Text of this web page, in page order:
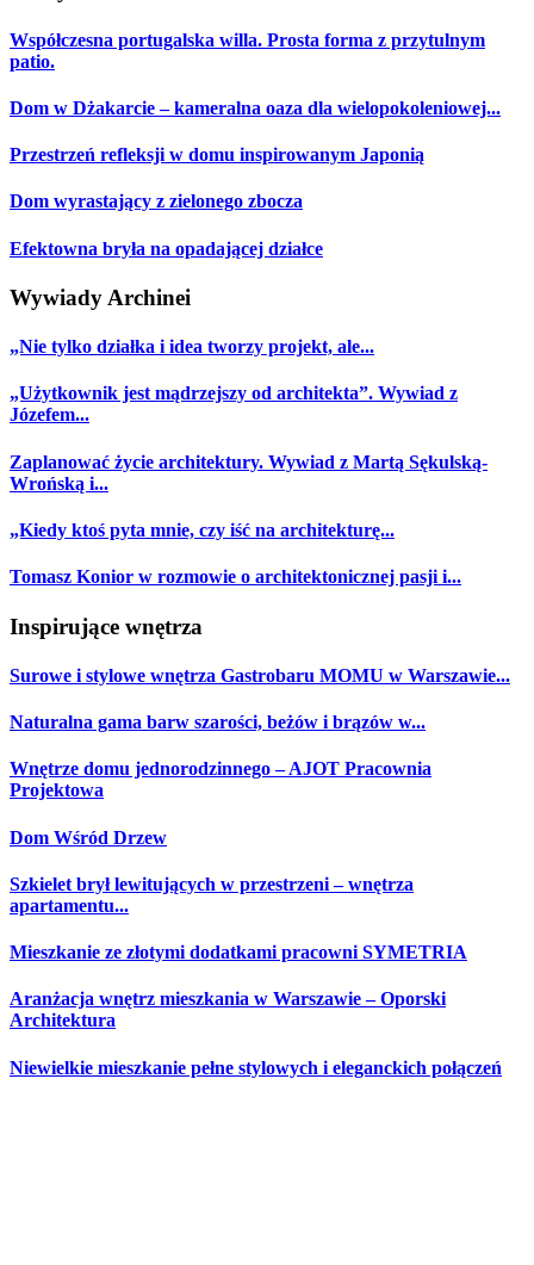
Współczesna portugalska willa. Prosta forma z przytulnym
patio.
Dom w Dżakarcie – kameralna oaza dla wielopokoleniowej...
Przestrzeń refleksji w domu inspirowanym Japonią
Dom wyrastający z zielonego zbocza
Efektowna bryła na opadającej działce
Wywiady Archinei
„Nie tylko działka i idea tworzy projekt, ale...
„Użytkownik jest mądrzejszy od architekta”. Wywiad z
Józefem...
Zaplanować życie architektury. Wywiad z Martą Sękulską-
Wrońską i...
„Kiedy ktoś pyta mnie, czy iść na architekturę...
Tomasz Konior w rozmowie o architektonicznej pasji i...
Inspirujące wnętrza
Surowe i stylowe wnętrza Gastrobaru MOMU w Warszawie...
Naturalna gama barw szarości, beżów i brązów w...
Wnętrze domu jednorodzinnego – AJOT Pracownia
Projektowa
Dom Wśród Drzew
Szkielet brył lewitujących w przestrzeni – wnętrza
apartamentu...
Mieszkanie ze złotymi dodatkami pracowni SYMETRIA
Aranżacja wnętrz mieszkania w Warszawie – Oporski
Architektura
Niewielkie mieszkanie pełne stylowych i eleganckich połączeń